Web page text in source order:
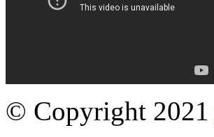
© Copyright 2021